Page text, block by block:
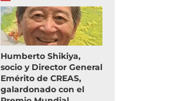
Humberto Shikiya,
socio y Director General
Emérito de CREAS,
galardonado con el